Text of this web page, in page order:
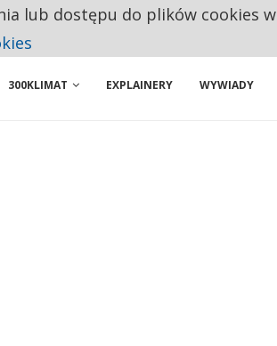
300KLIMAT EXPLAINERY WYWIADY
lub dostępu do plików cookies w